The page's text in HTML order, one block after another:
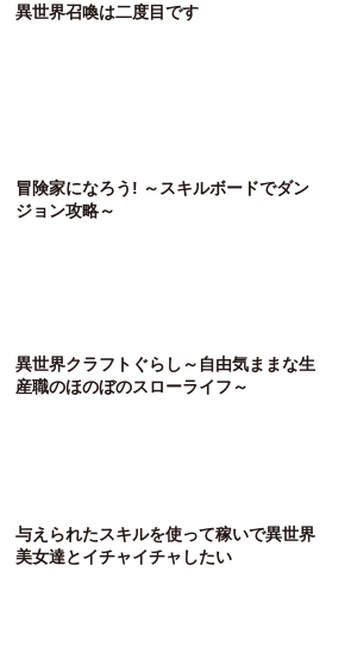
異世界召喚は二度目です
冒険家になろう! ～スキルボードでダン
ジョン攻略～
異世界クラフトぐらし～自由気ままな生
産職のほのぼのスローライフ～
与えられたスキルを使って稼いで異世界
美女達とイチャイチャしたい